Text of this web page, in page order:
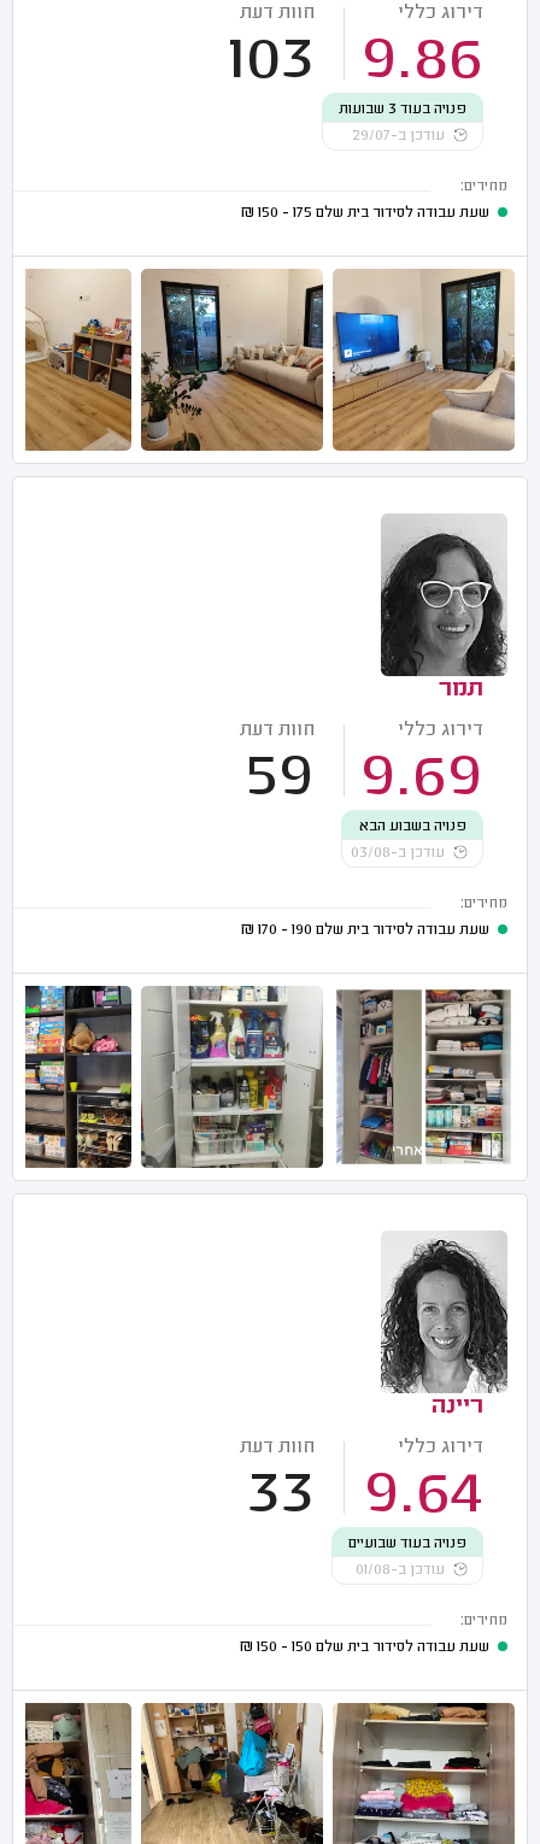
דירוג כללי
9.86
חוות דעת
103
פנויה בעוד 3 שבועות
עודכן ב-29/07
מחירים:
שעת עבודה לסידור בית שלם 175 - 150
₪
תמר
דירוג כללי
9.69
חוות דעת
59
פנויה בשבוע הבא
עודכן ב-03/08
מחירים:
שעת עבודה לסידור בית שלם 190 - 170
₪
ריינה
דירוג כללי
9.64
חוות דעת
33
פנויה בעוד שבועיים
עודכן ב-01/08
מחירים:
שעת עבודה לסידור בית שלם 150 - 150
₪